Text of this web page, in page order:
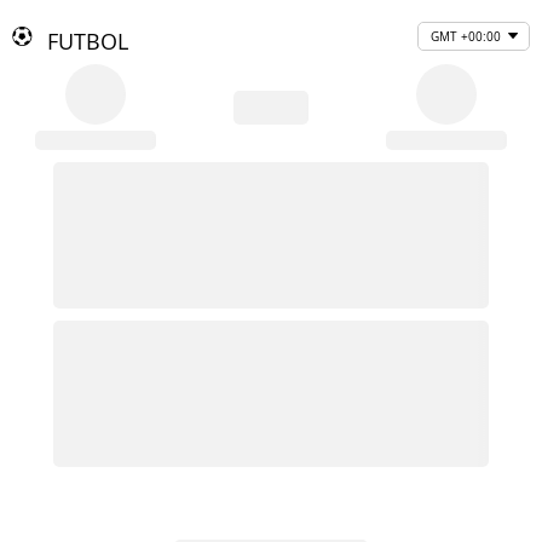
FUTBOL GMT +00:00